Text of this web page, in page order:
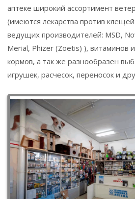
аптеке широкий ассортимент
(имеются лекарства против
ведущих производителей: MSD,
Merial, Phizer (Zoetis) ), витаминов
кормов, а так же разнообразен
игрушек, расчесок, переносок и